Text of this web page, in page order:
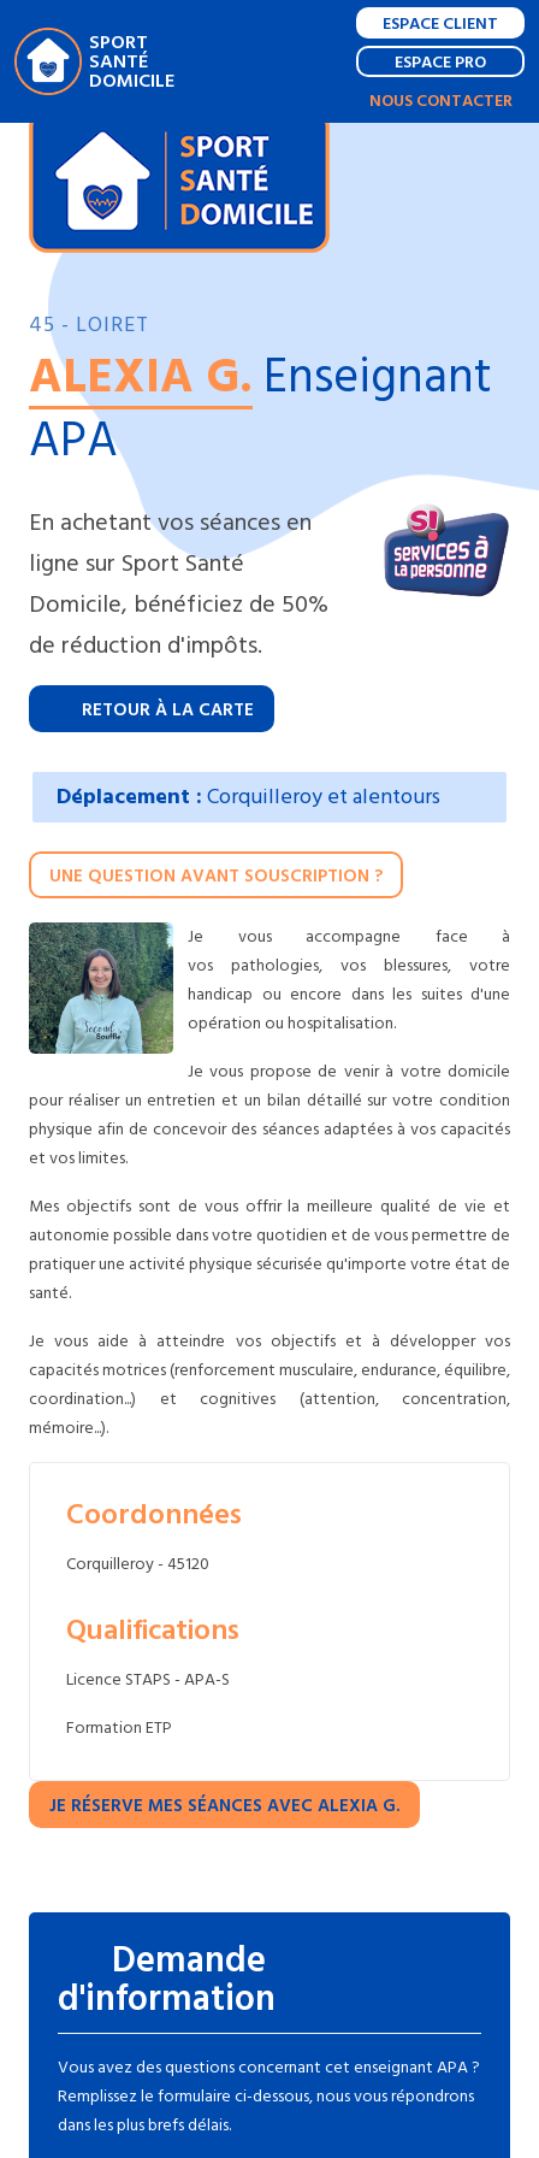
SPORT
SANTÉ
DOMICILE
ESPACE CLIENT
ESPACE PRO
NOUS CONTACTER
45 - LOIRET
ALEXIA G. Enseignant
APA
En achetant vos séances en
ligne sur Sport Santé
Domicile, bénéficiez de 50%
de réduction d'impôts.
RETOUR À LA CARTE
Déplacement :Corquilleroy et alentours
UNE QUESTION AVANT SOUSCRIPTION ?
Je vous accompagne face à
vos pathologies, vos blessures, votre
handicap ou encore dans les suites d'une
opération ou hospitalisation.
Je vous propose de venir à votre domicile
pour réaliser un entretien et un bilan détaillé sur votre condition
physique afin de concevoir des séances adaptées à vos capacités
et vos limites.
Mes objectifs sont de vous offrir la meilleure qualité de vie et
autonomie possible dans votre quotidien et de vous permettre de
pratiquer une activité physique sécurisée qu'importe votre état de
santé.
Je vous aide à atteindre vos objectifs et à développer vos
capacités motrices (renforcement musculaire, endurance, équilibre,
coordination...) et cognitives (attention, concentration,
mémoire...).
Coordonnées
Corquilleroy - 45120
Qualifications
Licence STAPS - APA-S
Formation ETP
JE RÉSERVE MES SÉANCES AVEC ALEXIA G.
Demande
d'information
Vous avez des questions concernant cet enseignant APA ?
Remplissez le formulaire ci-dessous, nous vous répondrons
dans les plus brefs délais.